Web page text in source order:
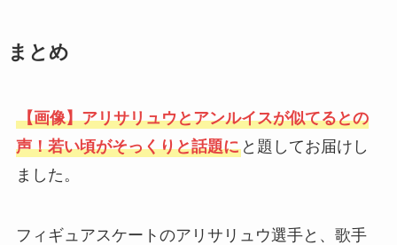
まとめ
【画像】アリサリュウとアンルイスが似てるとの
声！若い頃がそっくりと話題にと題してお届けし
ました。
フィギュアスケートのアリサリュウ選手と、歌手